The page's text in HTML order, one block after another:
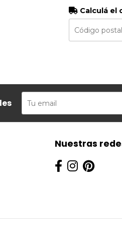
Calculá el
Nuestras